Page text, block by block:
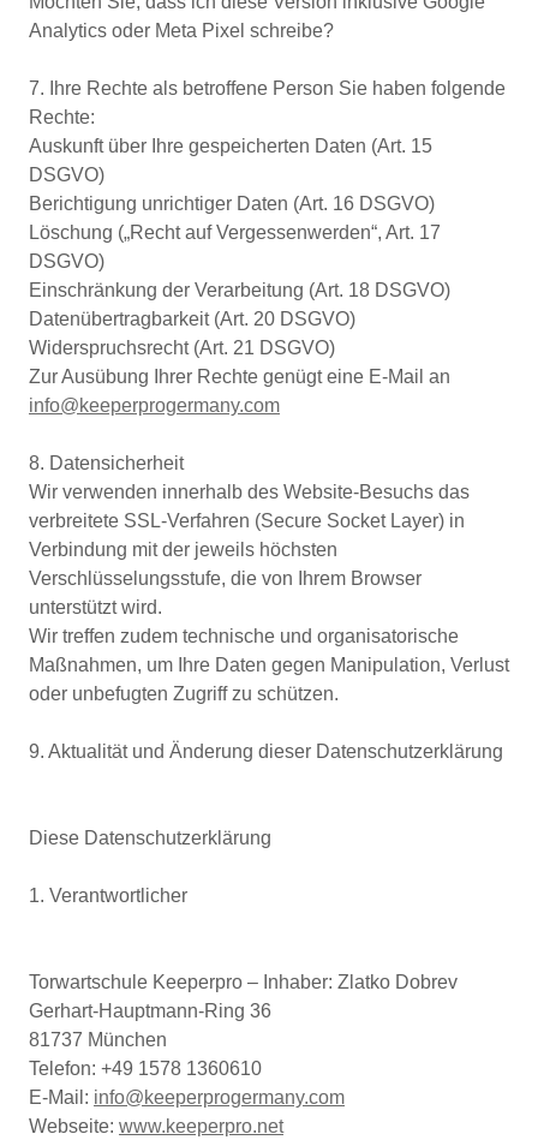
Analytics oder Meta Pixel schreibe?
7. Ihre Rechte als betroffene Person Sie haben folgende
Rechte:
Auskunft über Ihre gespeicherten Daten (Art. 15
DSGVO)
Berichtigung unrichtiger Daten (Art. 16 DSGVO)
Löschung („Recht auf Vergessenwerden“, Art. 17
DSGVO)
Einschränkung der Verarbeitung (Art. 18 DSGVO)
Datenübertragbarkeit (Art. 20 DSGVO)
Widerspruchsrecht (Art. 21 DSGVO)
Zur Ausübung Ihrer Rechte genügt eine E-Mail an
info@keeperprogermany.com
8. Datensicherheit
Wir verwenden innerhalb des Website-Besuchs das
verbreitete SSL-Verfahren (Secure Socket Layer) in
Verbindung mit der jeweils höchsten
Verschlüsselungsstufe, die von Ihrem Browser
unterstützt wird.
Wir treffen zudem technische und organisatorische
Maßnahmen, um Ihre Daten gegen Manipulation, Verlust
oder unbefugten Zugriff zu schützen.
9. Aktualität und Änderung dieser Datenschutzerklärung
Diese Datenschutzerklärung
1. Verantwortlicher
Torwartschule Keeperpro – Inhaber: Zlatko Dobrev
Gerhart-Hauptmann-Ring 36
81737 München
Telefon: +49 1578 1360610
E-Mail: info@keeperprogermany.com
Webseite: www.keeperpro.net